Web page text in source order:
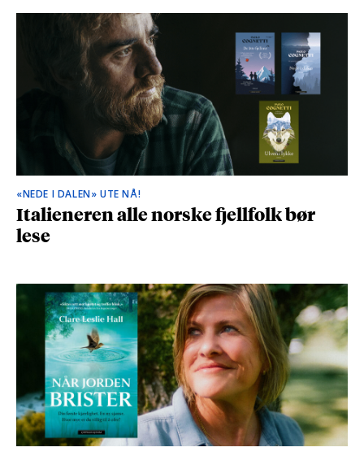
«NEDE I DALEN» UTE NÅ!
Italieneren alle norske fjellfolk bør
lese